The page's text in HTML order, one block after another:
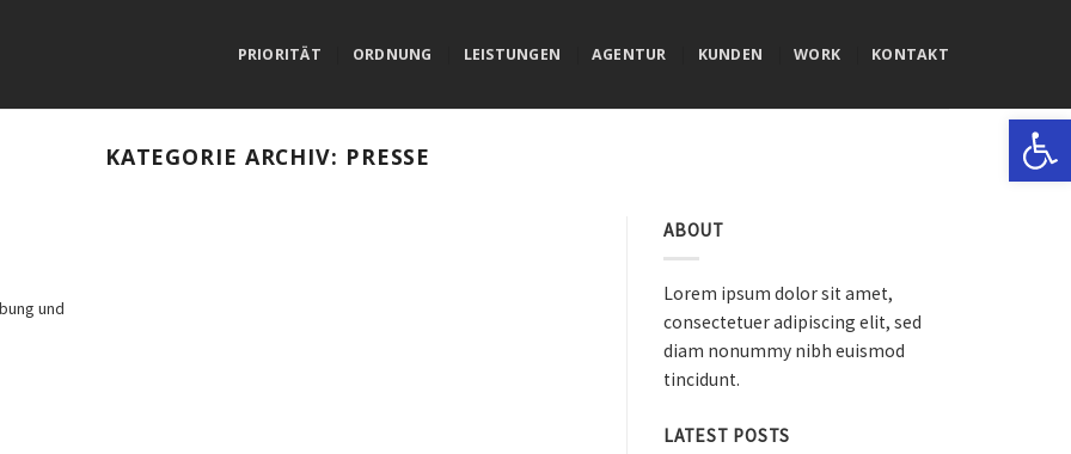
PRIORITÄT ORDNUNG LEISTUNGEN AGENTUR KUNDEN WORK KONTAKT
KATEGORIE ARCHIV: PRESSE
und
ABOUT
Lorem ipsum dolor sit amet,
consectetuer adipiscing elit, sed
diam nonummy nibh euismod
tincidunt.
LATEST POSTS